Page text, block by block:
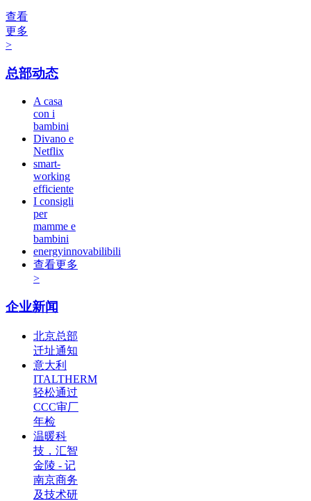
查看
更多
>
总部动态
A casa
con i
bambini
Divano e
Netflix
smart-
working
efficiente
I consigli
per
mamme e
bambini
energyinnovabilibili
查看更多
>
企业新闻
北京总部
迁址通知
意大利
ITALTHERM
轻松通过
CCC审厂
年检
温暖科
技，汇智
金陵 - 记
南京商务
及技术研